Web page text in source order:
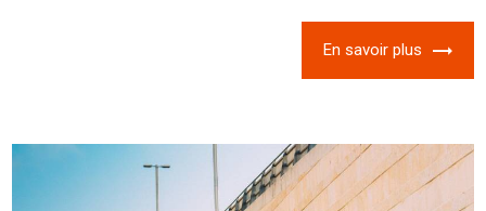
En savoir plus